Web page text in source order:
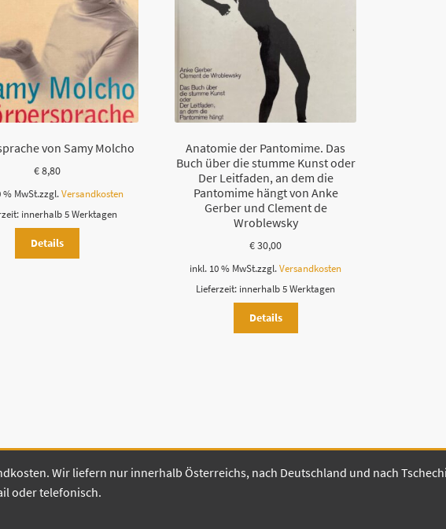
von Samy Molcho
€8,80
% MwSt.zzgl. Versandkosten
innerhalb 5 Werktagen
Details
Anatomie der Pantomime. Das
Buch über die stumme Kunst oder
Der Leitfaden, an dem die
Pantomime hängt von Anke
Gerber und Clement de
Wroblewsky
€30,00
inkl. 10 % MwSt.zzgl.Versandkosten
Lieferzeit: innerhalb 5 Werktagen
Details
Wir liefern nur innerhalb Österreichs, nach Deutschland und nach
oder telefonisch.